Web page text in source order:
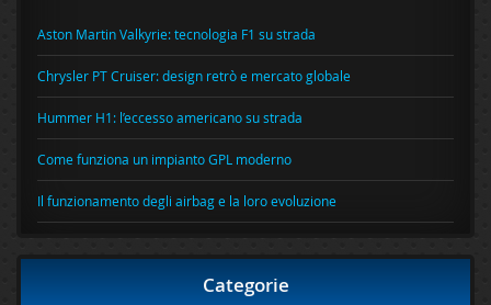
Aston Martin Valkyrie: tecnologia F1 su strada
Chrysler PT Cruiser: design retrò e mercato globale
Hummer H1: l’eccesso americano su strada
Come funziona un impianto GPL moderno
Il funzionamento degli airbag e la loro evoluzione
Categorie